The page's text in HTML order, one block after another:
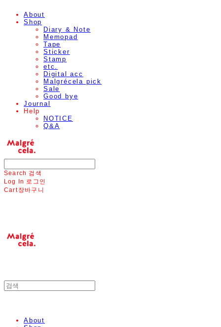
About
Shop
Diary & Note
Memopad
Tape
Sticker
Stamp
etc.
Digital acc
Malgrécela pick
Sale
Good bye
Journal
Help
NOTICE
Q&A
Search 검색
Log In 로그인
Cart장바구니
About